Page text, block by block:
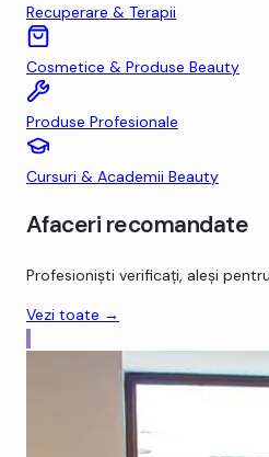
Recuperare & Terapii
Cosmetice & Produse Beauty
Produse Profesionale
Cursuri & Academii Beauty
Afaceri recomandate
Profesioniști verificați, aleși
Vezi toate →